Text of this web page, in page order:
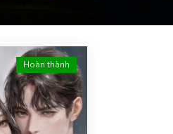
Hoàn thành